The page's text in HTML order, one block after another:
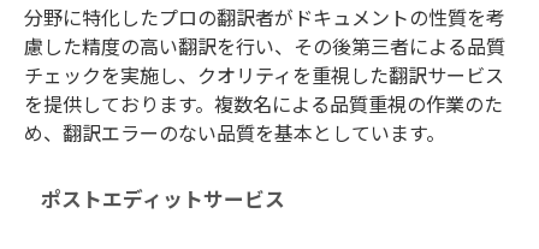
分野に特化したプロの翻訳者がドキュメントの性質を考
慮した精度の高い翻訳を行い、その後第三者による品質
チェックを実施し、クオリティを重視した翻訳サービス
を提供しております。複数名による品質重視の作業のた
め、翻訳エラーのない品質を基本としています。
ポストエディットサービス